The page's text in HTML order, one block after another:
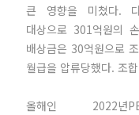
큰 영향을 미쳤다.
대상으로 301억원의
배상금은 30억원으로
월급을 압류당했다. 조
올해인 2022년